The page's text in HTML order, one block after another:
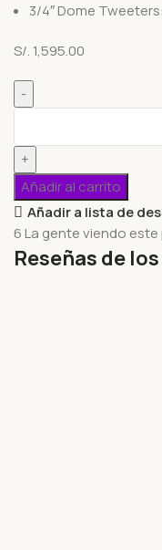
3/4″ Dome
S/. 1,595.00
Añadir al carrito
Añadir a lista de
6 La gente viendo
Reseñas de